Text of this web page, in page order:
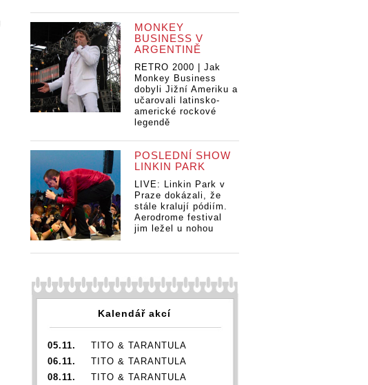
MONKEY
BUSINESS V
ARGENTINĚ
RETRO 2000 | Jak
Monkey Business
dobyli Jižní Ameriku a
učarovali latinsko-
americké rockové
legendě
POSLEDNÍ SHOW
LINKIN PARK
LIVE: Linkin Park v
Praze dokázali, že
stále kralují pódiím.
Aerodrome festival
jim ležel u nohou
Kalendář akcí
05.11.
TITO & TARANTULA
06.11.
TITO & TARANTULA
08.11.
TITO & TARANTULA